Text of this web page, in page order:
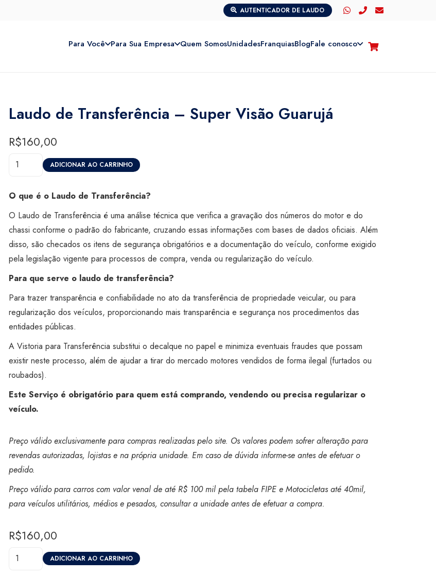
AUTENTICADOR DE LAUDO
Para Você Para Sua Empresa Quem SomosUnidadesFranquiasBlogFale conosco
Laudo de Transferência – Super Visão Guarujá
R$160,00
Laudo
Transferência
Super
Visão
Guarujá
quantidade
ADICIONAR AO CARRINHO
O que é o Laudo de Transferência?
O Laudo de Transferência é uma análise técnica que verifica a gravação dos números do motor e do
chassi conforme o padrão do fabricante, cruzando essas informações com bases de dados oficiais. Além
disso, são checados os itens de segurança obrigatórios e a documentação do veículo, conforme exigido
pela legislação vigente para processos de compra, venda ou regularização do veículo.
Para que serve o laudo de transferência?
Para trazer transparência e confiabilidade no ato da transferência de propriedade veicular, ou para
regularização dos veículos, proporcionando mais transparência e segurança nos procedimentos das
entidades públicas.
A Vistoria para Transferência substitui o decalque no papel e minimiza eventuais fraudes que possam
existir neste processo, além de ajudar a tirar do mercado motores vendidos de forma ilegal (furtados ou
roubados).
Este Serviço é obrigatório para quem está comprando, vendendo ou precisa regularizar o
veículo.
Preço válido exclusivamente para compras realizadas pelo site. Os valores podem sofrer alteração para
revendas autorizadas, lojistas e na própria unidade. Em caso de dúvida informe-se antes de efetuar o
pedido.
Preço válido para carros com valor venal de até R$ 100 mil pela tabela FIPE e Motocicletas até 40mil,
para veículos utilitários, médios e pesados, consultar a unidade antes de efetuar a compra.
R$160,00
Laudo
ADICIONAR AO CARRINHO